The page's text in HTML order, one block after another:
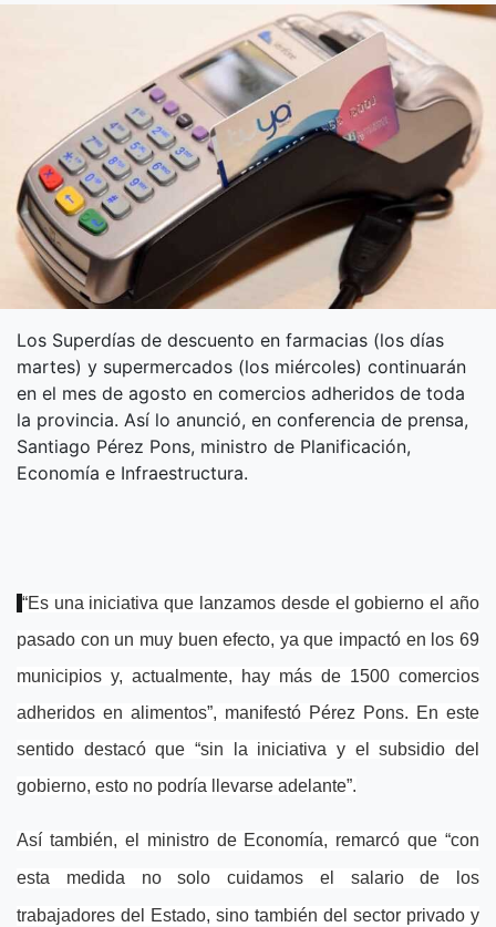
Los Superdías de descuento en farmacias (los días
martes) y supermercados (los miércoles) continuarán
en el mes de agosto en comercios adheridos de toda
la provincia. Así lo anunció, en conferencia de prensa,
Santiago Pérez Pons, ministro de Planificación,
Economía e Infraestructura.
“Es una iniciativa que lanzamos desde el gobierno el año
pasado con un muy buen efecto, ya que impactó en los 69
municipios y, actualmente, hay más de 1500 comercios
adheridos en alimentos”, manifestó Pérez Pons. En este
sentido destacó que “sin la iniciativa y el subsidio del
gobierno, esto no podría llevarse adelante”.
Así también, el ministro de Economía, remarcó que “con
esta medida no solo cuidamos el salario de los
trabajadores del Estado, sino también del sector privado y